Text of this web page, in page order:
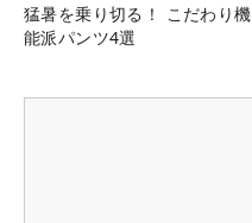
猛暑を乗り切る！ こだわり機
能派パンツ4選